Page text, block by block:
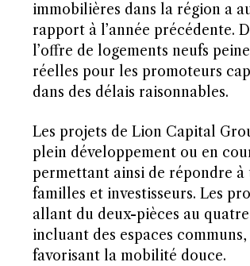
immobilières dans la région a
rapport à l’année précédente.
l’offre de logements neufs
réelles pour les promoteurs
dans des délais raisonnables.
Les projets de Lion Capital
plein développement ou en
permettant ainsi de répondre à
familles et investisseurs. Les
allant du deux-pièces au
incluant des espaces
favorisant la mobilité douce.